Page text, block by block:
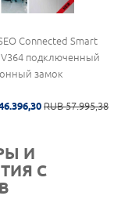
Connected Smart
V364 подключенный
замок
RUB 57.995,38
И
С